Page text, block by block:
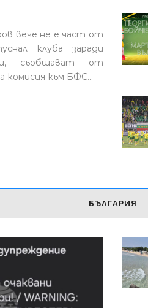
вече не е част от
клуба заради
съобщават от
комисия към БФС...
БЪЛГАРИЯ